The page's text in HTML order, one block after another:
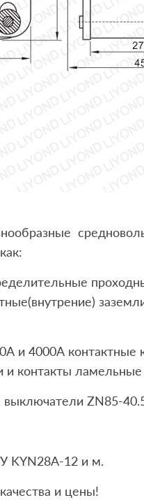
и 4000А
и контакты
ZN85-
KYN28A-12 и м.
и цены!